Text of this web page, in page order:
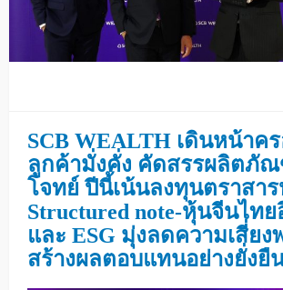
SCB WEALTH เดินหน้าคร
ลูกค้ามั่งคั่ง คัดสรรผลิตภั
โจทย์ปีนี้เน้นลงทุนตราสา
Structured note-หุ้นจีนไทย
และ ESG มุ่งลดความเสี่ยง
สร้างผลตอบแทนอย่างยั่งยื